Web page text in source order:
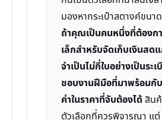
มองหากระเป๋าสตางค์ขนา
ถ้าคุณเป็นคนหนึ่งที่ต้องกา
เล็กสำหรับจัดเก็บเงินสด
จำเป็นไม่กี่ใบอย่างเป็นระ
ชอบงานฝีมือที่มาพร้อมกั
ค่าในราคาที่จับต้องได้สิน
ตัวเลือกที่ควรพิจารณา แต่